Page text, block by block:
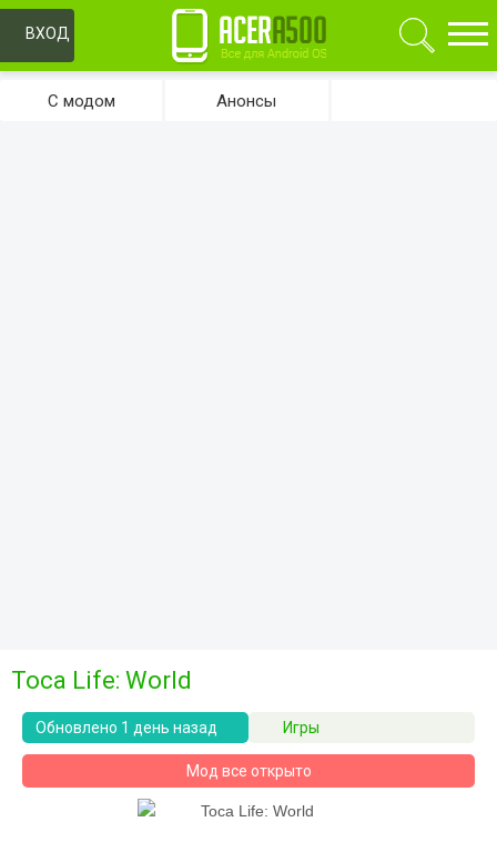
ВХОД
С модом Анонсы
Toca Life: World
Обновлено 1 день назад Игры
Мод все открыто